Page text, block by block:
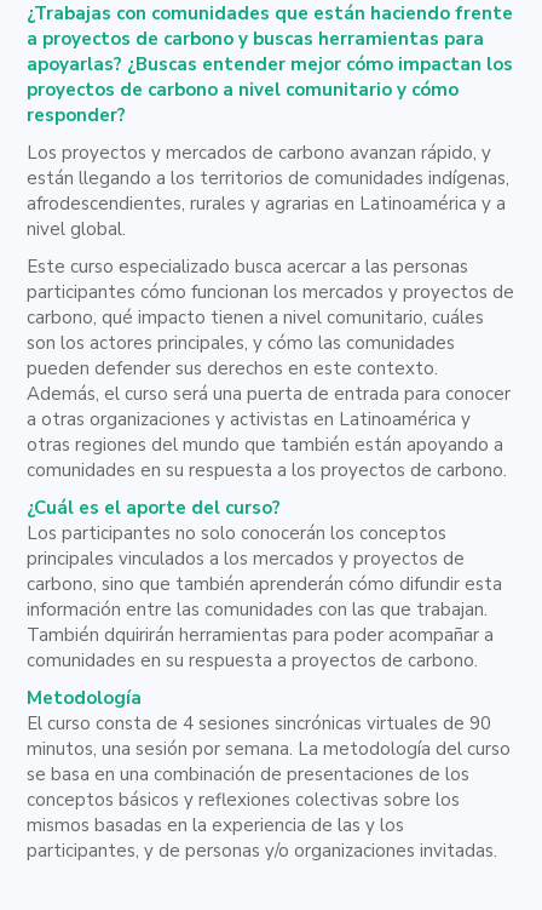
¿Trabajas con comunidades que están haciendo frente
a proyectos de carbono y buscas herramientas para
apoyarlas? ¿Buscas entender mejor cómo impactan los
proyectos de carbono a nivel comunitario y cómo
responder?
Los proyectos y mercados de carbono avanzan rápido, y
están llegando a los territorios de comunidades indígenas,
afrodescendientes, rurales y agrarias en Latinoamérica y a
nivel global.
Este curso especializado busca acercar a las personas
participantes cómo funcionan los mercados y proyectos de
carbono, qué impacto tienen a nivel comunitario, cuáles
son los actores principales, y cómo las comunidades
pueden defender sus derechos en este contexto.
Además, el curso será una puerta de entrada para conocer
a otras organizaciones y activistas en Latinoamérica y
otras regiones del mundo que también están apoyando a
comunidades en su respuesta a los proyectos de carbono.
¿Cuál es el aporte del curso?
Los participantes no solo conocerán los conceptos
principales vinculados a los mercados y proyectos de
carbono, sino que también aprenderán cómo difundir esta
información entre las comunidades con las que trabajan.
También dquirirán herramientas para poder acompañar a
comunidades en su respuesta a proyectos de carbono.
Metodología
El curso consta de 4 sesiones sincrónicas virtuales de 90
minutos, una sesión por semana. La metodología del curso
se basa en una combinación de presentaciones de los
conceptos básicos y reflexiones colectivas sobre los
mismos basadas en la experiencia de las y los
participantes, y de personas y/o organizaciones invitadas.